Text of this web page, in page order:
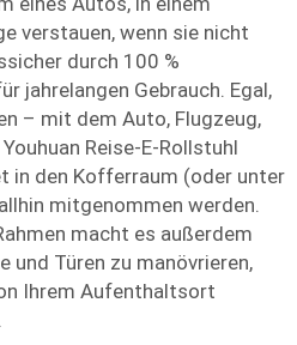
verstauen, wenn sie nicht
durch 100 %
jahrelangen Gebrauch. Egal,
– mit dem Auto, Flugzeug,
Reise-E-Rollstuhl
in den Kofferraum (oder unter
mitgenommen werden.
macht es außerdem
und Türen zu manövrieren,
Ihrem Aufenthaltsort